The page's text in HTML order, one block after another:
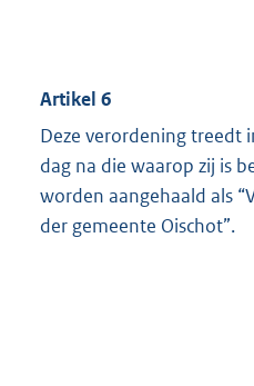
Artikel 6
Deze verordening treedt
dag na die waarop zij is
worden aangehaald als
der gemeente Oischot”.